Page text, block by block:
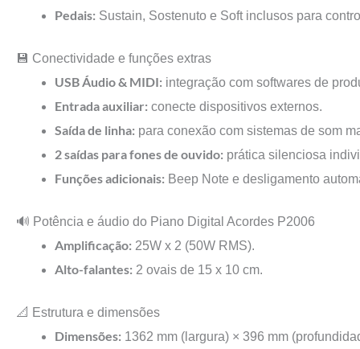
Pedais: Sustain, Sostenuto e Soft inclusos para
💾 Conectividade e funções extras
USB Áudio & MIDI: integração com softwares de
Entrada auxiliar: conecte dispositivos externos.
Saída de linha: para conexão com sistemas de som
2 saídas para fones de ouvido: prática silenciosa
Funções adicionais: Beep Note e desligamento
🔊 Potência e áudio do Piano Digital Acordes P2006
Amplificação: 25W x 2 (50W RMS).
Alto-falantes: 2 ovais de 15 x 10 cm.
📐 Estrutura e dimensões
Dimensões: 1362 mm (largura) × 396 mm